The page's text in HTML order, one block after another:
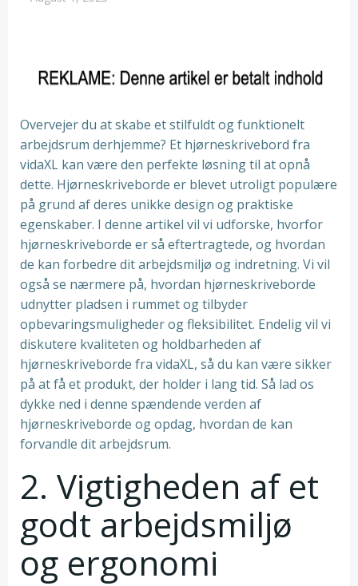
Overvejer du at skabe et stilfuldt og funktionelt
arbejdsrum derhjemme? Et hjørneskrivebord fra
vidaXL kan være den perfekte løsning til at opnå
dette. Hjørneskriveborde er blevet utroligt populære
på grund af deres unikke design og praktiske
egenskaber. I denne artikel vil vi udforske, hvorfor
hjørneskriveborde er så eftertragtede, og hvordan
de kan forbedre dit arbejdsmiljø og indretning. Vi vil
også se nærmere på, hvordan hjørneskriveborde
udnytter pladsen i rummet og tilbyder
opbevaringsmuligheder og fleksibilitet. Endelig vil vi
diskutere kvaliteten og holdbarheden af
hjørneskriveborde fra vidaXL, så du kan være sikker
på at få et produkt, der holder i lang tid. Så lad os
dykke ned i denne spændende verden af
hjørneskriveborde og opdag, hvordan de kan
forvandle dit arbejdsrum.
2. Vigtigheden af et
godt arbejdsmiljø
og ergonomi